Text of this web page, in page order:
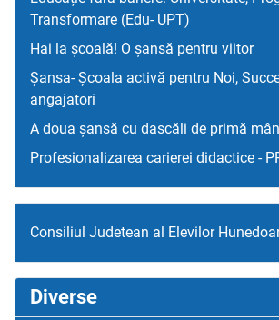
Transformare (Edu- UPT)
Hai la școală! O șansă pentru viitor
Șansa- Școala activă pentru Noi,
angajatori
A doua șansă cu dascăli de primă
Profesionalizarea carierei didactice -
Consiliul Judetean al Elevilor
Diverse